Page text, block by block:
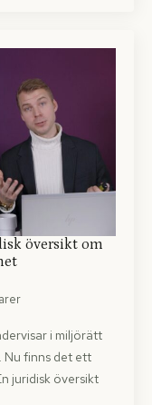
översikt om
i miljörätt
Nu finns det ett
juridisk översikt